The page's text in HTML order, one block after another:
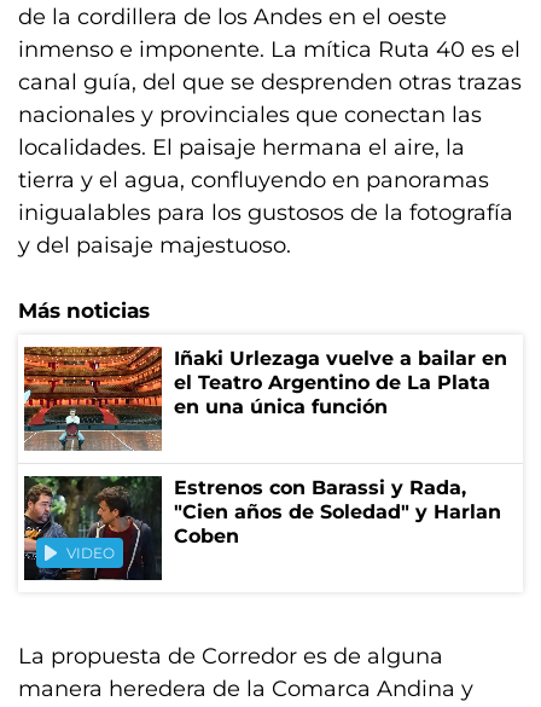
de la cordillera de los Andes en el oeste
inmenso e imponente. La mítica Ruta 40 es el
canal guía, del que se desprenden otras trazas
nacionales y provinciales que conectan las
localidades. El paisaje hermana el aire, la
tierra y el agua, confluyendo en panoramas
inigualables para los gustosos de la fotografía
y del paisaje majestuoso.
Más noticias
Iñaki Urlezaga vuelve a bailar en
el Teatro Argentino de La Plata
en una única función
VIDEO
Estrenos con Barassi y Rada,
"Cien años de Soledad" y Harlan
Coben
La propuesta de Corredor es de alguna
manera heredera de la Comarca Andina y